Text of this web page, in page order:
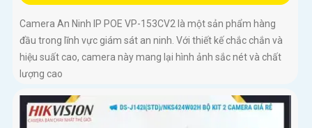
Camera An Ninh IP POE VP-153CV2 là một sản phẩm hàng
đầu trong lĩnh vực giám sát an ninh. Với thiết kế chắc chắn và
hiệu suất cao, camera này mang lại hình ảnh sắc nét và chất
lượng cao